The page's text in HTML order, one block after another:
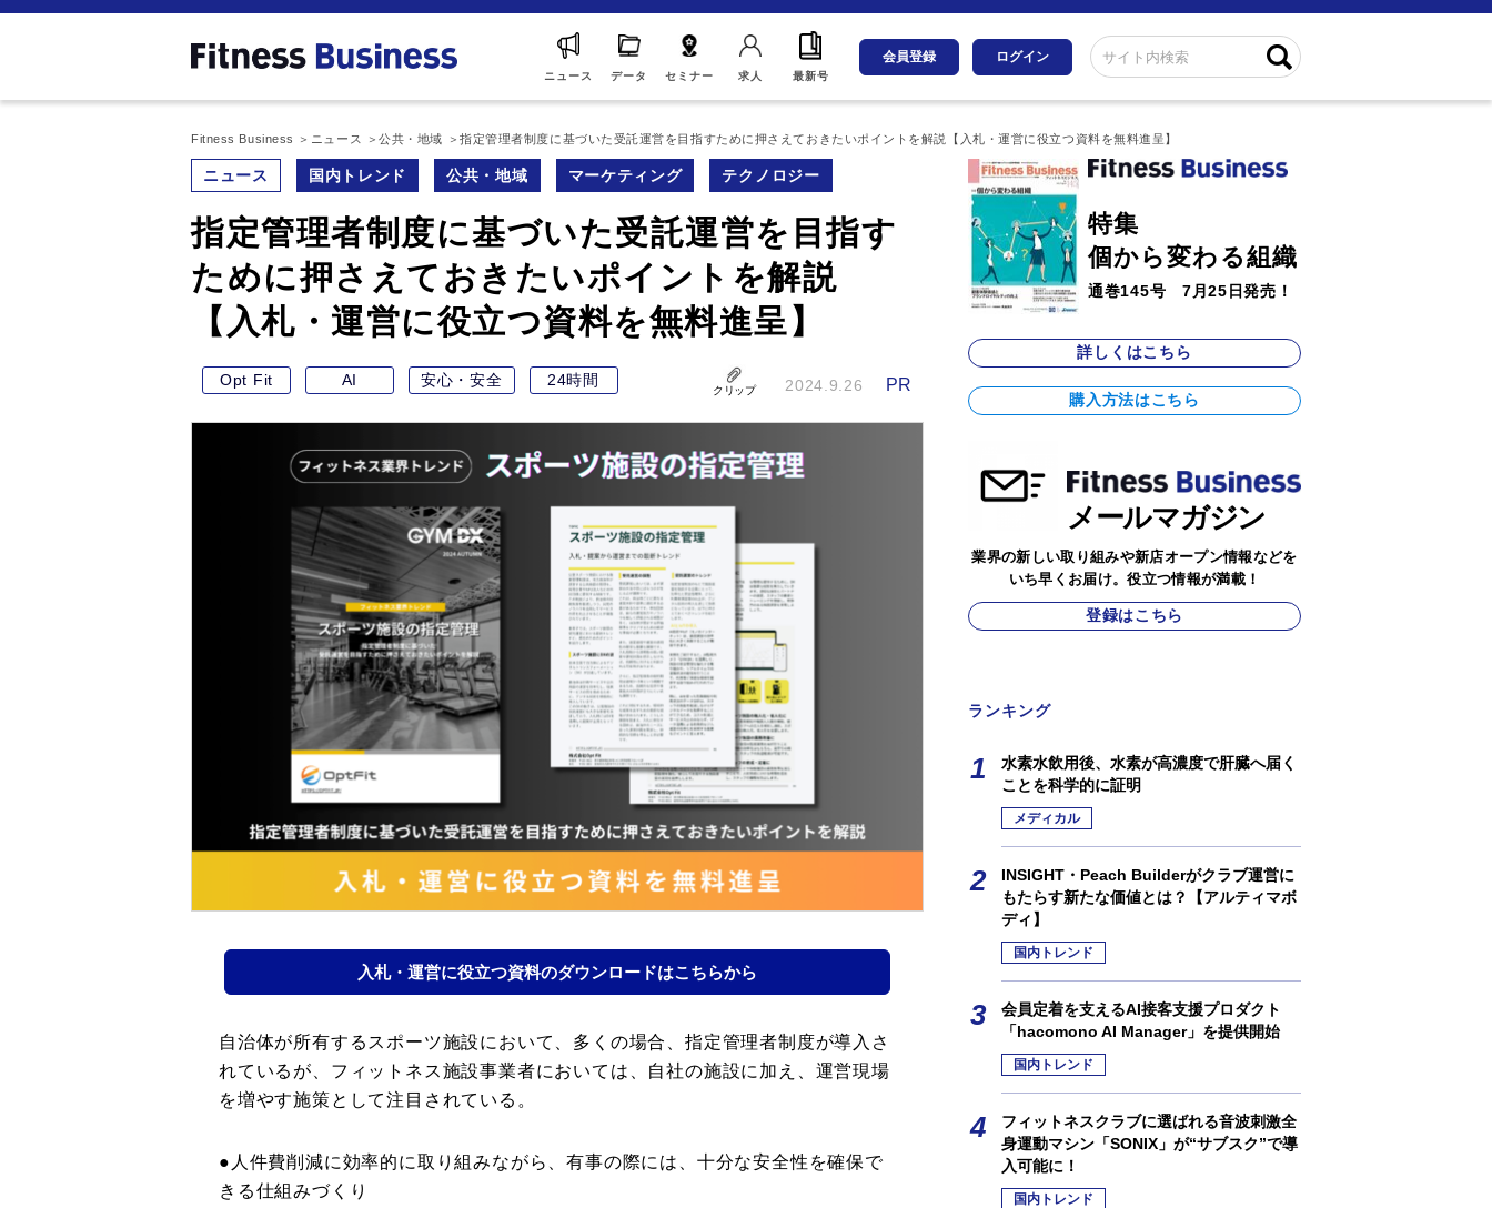
ニュース データ セミナー 求人 最新号
会員登録 ログイン
Fitness Business ニュース 公共・地域 指定管理者制度に基づいた受託運営を目指すために押さえておきたいポイントを解説【入札・運営に役立つ資料を無料進呈】
ニュース 国内トレンド 公共・地域 マーケティング テクノロジー
指定管理者制度に基づいた受託運営を目指す
ために押さえておきたいポイントを解説
【入札・運営に役立つ資料を無料進呈】
Opt Fit AI 安心・安全 24時間
クリップ 2024.9.26 PR
入札・運営に役立つ資料のダウンロードはこちらから
自治体が所有するスポーツ施設において、多くの場合、指定管理者制度が導入さ
れているが、フィットネス施設事業者においては、自社の施設に加え、運営現場
を増やす施策として注目されている。
●人件費削減に効率的に取り組みながら、有事の際には、十分な安全性を確保で
きる仕組みづくり
特集
個から変わる組織
通巻145号 7月25日発売！
詳しくはこちら
購入方法はこちら
メールマガジン
業界の新しい取り組みや新店オープン情報などを
いち早くお届け。役立つ情報が満載！
登録はこちら
ランキング
水素水飲用後、水素が高濃度で肝臓へ届く
ことを科学的に証明
メディカル
INSIGHT・Peach Builderがクラブ運営に
もたらす新たな価値とは？【アルティマボ
ディ】
国内トレンド
会員定着を支えるAI接客支援プロダクト
「hacomono AI Manager」を提供開始
国内トレンド
フィットネスクラブに選ばれる音波刺激全
身運動マシン「SONIX」が“サブスク”で導
入可能に！
国内トレンド